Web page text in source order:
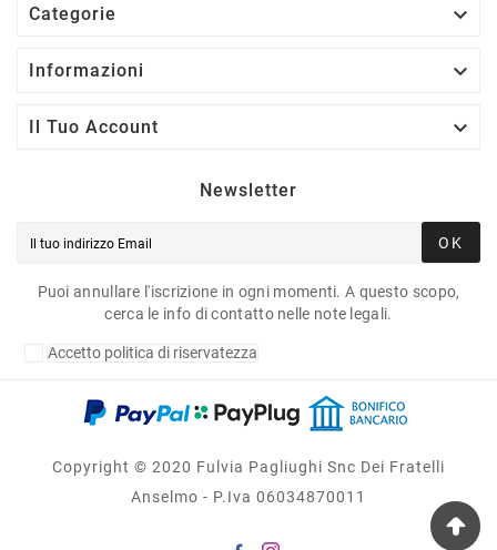
Categorie 
Informazioni 
Il Tuo Account 
Newsletter
OK
Puoi annullare l'iscrizione in ogni momenti. A questo scopo,
cerca le info di contatto nelle note legali.
Accetto politica di riservatezza
Copyright © 2020 Fulvia Pagliughi Snc Dei Fratelli
Anselmo - P.Iva 06034870011